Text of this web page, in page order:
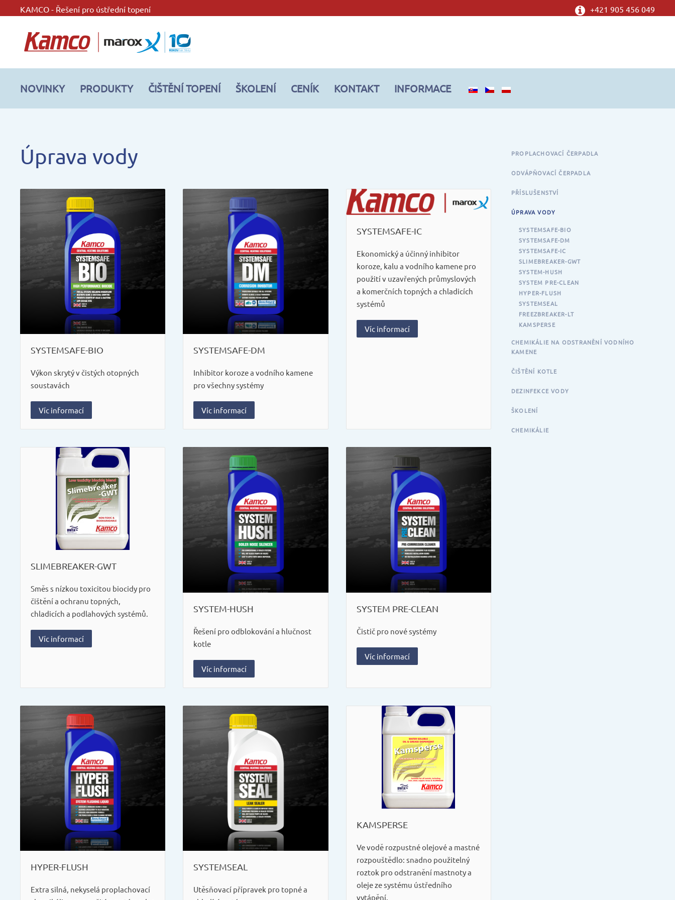
KAMCO - Řešení pro ústřední topení +421 905 456 049
NOVINKY PRODUKTY ČIŠTĚNÍ TOPENÍ ŠKOLENÍ CENÍK KONTAKT INFORMACE
Úprava vody
SYSTEMSAFE-BIO
Výkon skrytý v čistých otopných
soustavách
Víc informací
SYSTEMSAFE-DM
Inhibitor koroze a vodního kamene
pro všechny systémy
Víc informací
SYSTEMSAFE-IC
Ekonomický a účinný inhibitor
koroze, kalu a vodního kamene pro
použití v uzavřených průmyslových
a komerčních topných a chladicích
systémů
Víc informací
SLIMEBREAKER-GWT
Směs s nízkou toxicitou biocidy pro
čištění a ochranu topných,
chladicích a podlahových systémů.
Víc informací
SYSTEM-HUSH
Řešení pro odblokování a hlučnost
kotle
Víc informací
SYSTEM PRE-CLEAN
Čistič pro nové systémy
Víc informací
HYPER-FLUSH
Extra silná, nekyselá proplachovací
SYSTEMSEAL
Utěsňovací přípravek pro topné a
KAMSPERSE
Ve vodě rozpustné olejové a mastné
rozpouštědlo: snadno použitelný
roztok pro odstranění mastnoty a
oleje ze systému ústředního
vytápění.
PROPLACHOVACÍ ČERPADLA
ODVÁPŇOVACÍ ČERPADLA
PŘÍSLUŠENSTVÍ
ÚPRAVA VODY
SYSTEMSAFE-BIO
SYSTEMSAFE-DM
SYSTEMSAFE-IC
SLIMEBREAKER-GWT
SYSTEM-HUSH
SYSTEM PRE-CLEAN
HYPER-FLUSH
SYSTEMSEAL
FREEZBREAKER-LT
KAMSPERSE
CHEMIKÁLIE NA ODSTRANĚNÍ VODNÍHO
KAMENE
ČIŠTĚNÍ KOTLE
DEZINFEKCE VODY
ŠKOLENÍ
CHEMIKÁLIE